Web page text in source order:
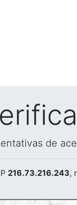
de
216.73.216.243,